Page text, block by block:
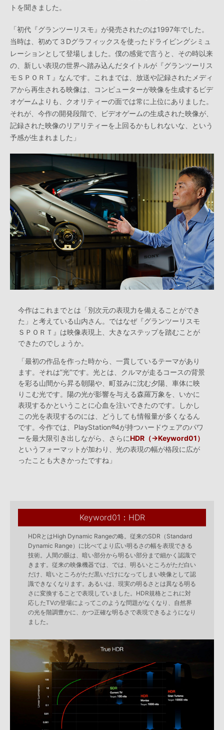
トを聞きました。
「初代『グランツーリスモ』が発売されたのは1997年でした。
当時は、初めて３Dグラフィックスを使ったドライビングシミュ
レーションとして登場しました。僕の感覚で言うと、その時以来
の、新しい表現の世界へ踏み込んだタイトルが『グランツーリス
モＳＰＯＲＴ』なんです。これまでは、放送や記録されたメディ
アから再生される映像は、コンピューターが映像を生成するビデ
オゲームよりも、クオリティーの面では常に上位にありました。
それが、今作の開発段階で、ビデオゲームの生成された映像が、
記録された映像のリアリティーを上回るかもしれないな、という
予感が生まれました」
今作はこれまでとは「別次元の表現力を備えることができ
た」と考えている山内さん。ではなぜ『グランツーリスモ
ＳＰＯＲＴ』は映像表現上、大きなステップを踏むことが
できたのでしょうか。
「最初の作品を作った時から、一貫しているテーマがあり
ます。それは”光”です。光とは、クルマが走るコースの背景
を彩る山間から昇る朝陽や、町並みに沈む夕陽、車体に映
りこむ光です。陽の光が影響を与える森羅万象を、いかに
表現するかということに心血を注いできたのです。しかし
この光を表現するのには、どうしても情報量が多くなるん
です。今作では、PlayStation®4が持つハードウェアのパワ
ーを最大限引き出しながら、さらにHDR（→Keyword01）
というフォーマットが加わり、光の表現の幅が格段に広が
ったことも大きかったですね」
Keyword01：HDR
HDRとはHigh Dynamic Rangeの略。従来のSDR（Standard
Dynamic Range）に比べてより広い明るさの幅を表現できる
技術。人間の眼は、暗い部分から明るい部分まで細かく認識で
きます。従来の映像機器では、では、明るいところがただ白い
だけ、暗いところがただ黒いだけになってしまい映像として認
識できなくなります。あるいは、現実の明るさとは異なる明る
さに変換することで表現していました。HDR規格とこれに対
応したTVの登場によってこのような問題がなくなり、自然界
の光を階調豊かに、かつ正確な明るさで表現できるようになり
ました。